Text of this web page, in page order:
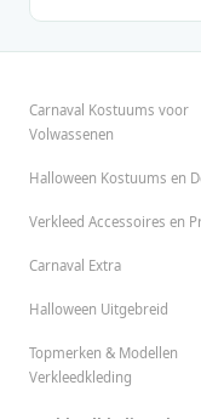
Carnaval Kostuums voor
Volwassenen
Halloween Kostuums en
Verkleed Accessoires en
Carnaval Extra
Halloween Uitgebreid
Topmerken & Modellen
Verkleedkleding